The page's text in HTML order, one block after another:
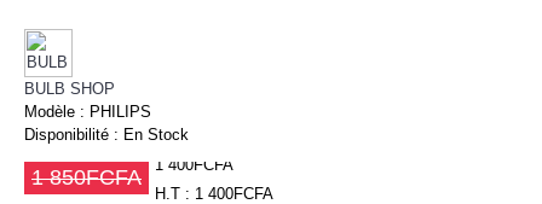
BULB SHOP
Modèle : PHILIPS
Disponibilité : En Stock
1 850FCFA
1 400FCFA
H.T : 1 400FCFA